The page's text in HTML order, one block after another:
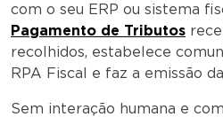
com o seu ERP ou sistema
Pagamento de Tributos
recolhidos, estabelece
RPA Fiscal e faz a emissão
Sem interação humana e